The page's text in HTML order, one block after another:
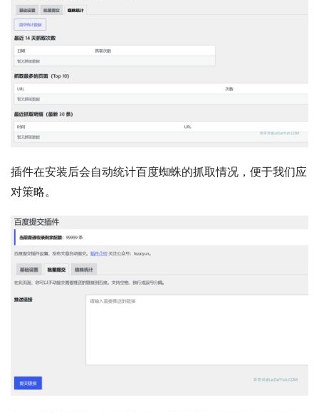
插件在安装后会自动统计百度蜘蛛的抓取情况，便于我们应
对策略。